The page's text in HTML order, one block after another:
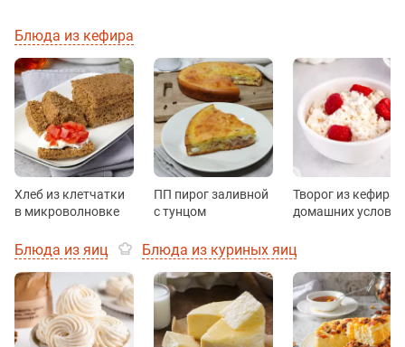
Блюда из кефира
Хлеб из клетчатки
в микроволновке
ПП пирог заливной
с тунцом
Творог из кефира
домашних
Блюда из яиц Блюда из куриных яиц